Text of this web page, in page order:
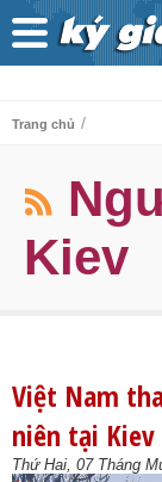
Trang chủ /
Kiev
Việt Nam
niên tại Kiev
Thứ Hai, 07 Tháng